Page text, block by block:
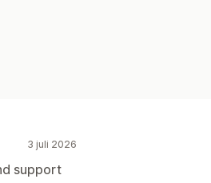
3 juli 2026
support